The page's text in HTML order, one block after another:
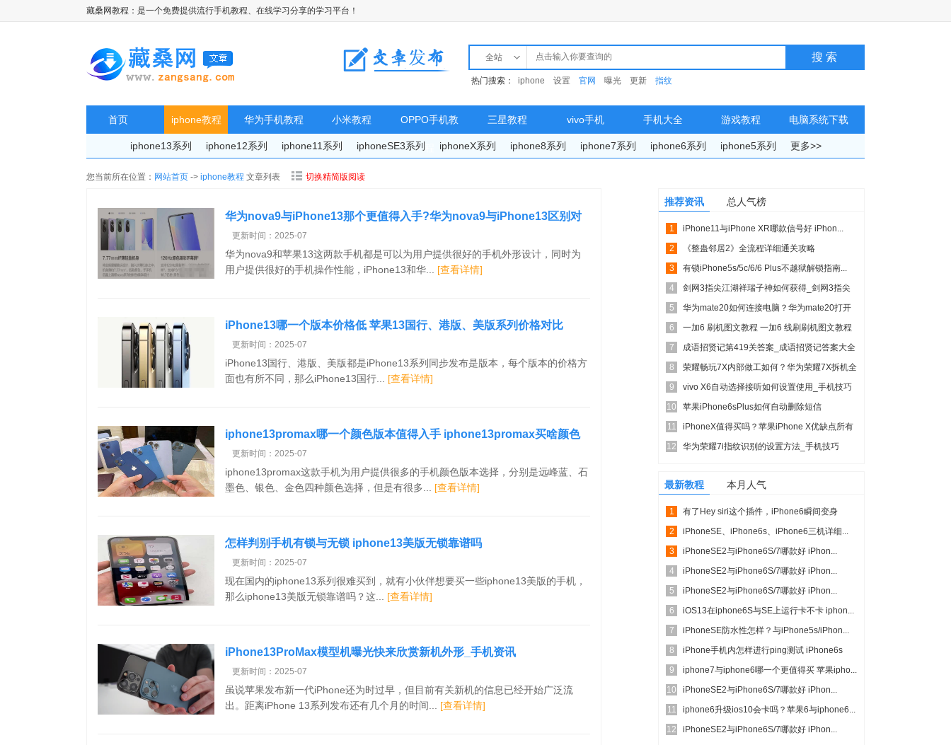
藏桑网教程：是一个免费提供流行手机教程、在线学习分享的学习平台！
全站
热门搜索： iphone 设置 官网 曝光 更新 指纹
首页 iphone教程 华为手机教程 小米教程 OPPO手机教 三星教程 vivo手机 手机大全 游戏教程 电脑系统下载
iphone13系列 iphone12系列 iphone11系列 iphoneSE3系列 iphoneX系列 iphone8系列 iphone7系列 iphone6系列 iphone5系列 更多>>
您当前所在位置： 网站首页 -> iphone教程 文章列表 切换精简版阅读
华为nova9与iPhone13那个更值得入手?华为nova9与iPhone13区别对
比
更新时间：2025-07
华为nova9和苹果13这两款手机都是可以为用户提供很好的手机外形设计，同时为
用户提供很好的手机操作性能，iPhone13和华... [查看详情]
iPhone13哪一个版本价格低 苹果13国行、港版、美版系列价格对比
更新时间：2025-07
iPhone13国行、港版、美版都是iPhone13系列同步发布是版本，每个版本的价格方
面也有所不同，那么iPhone13国行... [查看详情]
iphone13promax哪一个颜色版本值得入手 iphone13promax买啥颜色
好看
更新时间：2025-07
iphone13promax这款手机为用户提供很多的手机颜色版本选择，分别是远峰蓝、石
墨色、银色、金色四种颜色选择，但是有很多... [查看详情]
怎样判别手机有锁与无锁 iphone13美版无锁靠谱吗
更新时间：2025-07
现在国内的iphone13系列很难买到，就有小伙伴想要买一些iphone13美版的手机，
那么iphone13美版无锁靠谱吗？这... [查看详情]
iPhone13ProMax模型机曝光快来欣赏新机外形_手机资讯
更新时间：2025-07
虽说苹果发布新一代iPhone还为时过早，但目前有关新机的信息已经开始广泛流
出。距离iPhone 13系列发布还有几个月的时间... [查看详情]
推荐资讯 总人气榜
1
iPhone11与iPhone XR哪款信号好 iPhon...
2
《整蛊邻居2》全流程详细通关攻略
3
有锁iPhone5s/5c/6/6 Plus不越狱解锁指南...
4
剑网3指尖江湖祥瑞子神如何获得_剑网3指尖
江湖祥瑞子神取得...
5
华为mate20如何连接电脑？华为mate20打开
usb调...
6
一加6 刷机图文教程 一加6 线刷刷机图文教程
7
成语招贤记第419关答案_成语招贤记答案大全
8
荣耀畅玩7X内部做工如何？华为荣耀7X拆机全
过程评测图解
9
vivo X6自动选择接听如何设置使用_手机技巧
10
苹果iPhone6sPlus如何自动删除短信
_iphone...
11
iPhoneX值得买吗？苹果iPhone X优缺点所有
方面...
12 华为荣耀7i指纹识别的设置方法_手机技巧
最新教程 本月人气
1
有了Hey siri这个插件，iPhone6瞬间变身
Mot...
2
iPhoneSE、iPhone6s、iPhone6三机详细...
3
iPhoneSE2与iPhone6S/7哪款好 iPhon...
4
iPhoneSE2与iPhone6S/7哪款好 iPhon...
5
iPhoneSE2与iPhone6S/7哪款好 iPhon...
6
iOS13在iphone6S与SE上运行卡不卡 iphon...
7
iPhoneSE防水性怎样？与iPhone5s/iPhon...
8
iPhone手机内怎样进行ping测试 iPhone6s
完...
9
iphone7与iphone6哪一个更值得买 苹果ipho...
10
iPhoneSE2与iPhone6S/7哪款好 iPhon...
11
iphone6升级ios10会卡吗？苹果6与iphone6...
12
iPhoneSE2与iPhone6S/7哪款好 iPhon...